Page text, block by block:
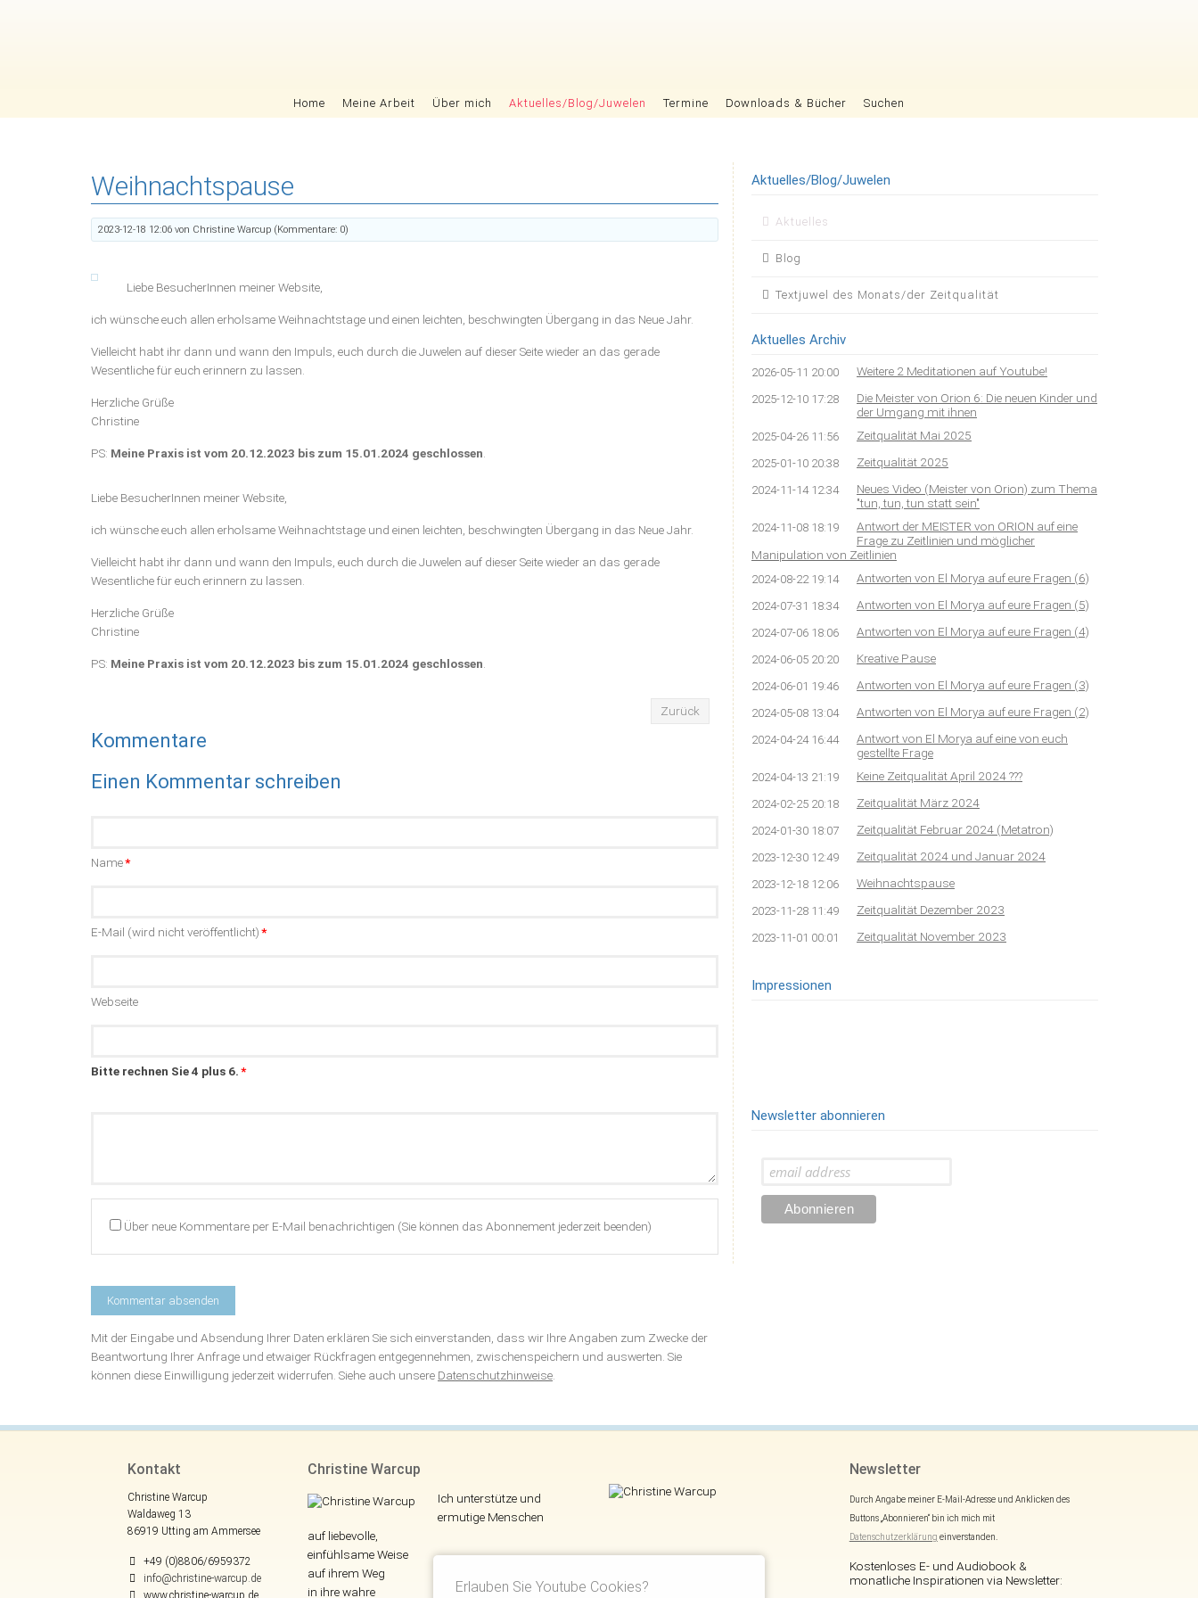
Home Meine Arbeit Über mich Aktuelles/Blog/Juwelen Termine Downloads & Bücher Suchen
Weihnachtspause
2023-12-18 12:06 von Christine Warcup (Kommentare: 0)
Liebe BesucherInnen meiner Website,
ich wünsche euch allen erholsame Weihnachtstage und einen leichten, beschwingten Übergang in das Neue Jahr.
Vielleicht habt ihr dann und wann den Impuls, euch durch die Juwelen auf dieser Seite wieder an das gerade
Wesentliche für euch erinnern zu lassen.
Herzliche Grüße
Christine
PS: Meine Praxis ist vom 20.12.2023 bis zum 15.01.2024 geschlossen
Liebe BesucherInnen meiner Website,
ich wünsche euch allen erholsame Weihnachtstage und einen leichten, beschwingten Übergang in das Neue Jahr.
Vielleicht habt ihr dann und wann den Impuls, euch durch die Juwelen auf dieser Seite wieder an das gerade
Wesentliche für euch erinnern zu lassen.
Herzliche Grüße
Christine
PS: Meine Praxis ist vom 20.12.2023 bis zum 15.01.2024 geschlossen
Zurück
Kommentare
Einen Kommentar schreiben
Pflichtfeld
Name*
Pflichtfeld
E-Mail (wird nicht veröffentlicht)*
Webseite
Bitte rechnen Sie 4 plus 6.*
Kommentar
Über neue Kommentare per E-Mail benachrichtigen (Sie können das Abonnement jederzeit beenden)
Mit der Eingabe und Absendung Ihrer Daten erklären Sie sich einverstanden, dass wir Ihre Angaben zum Zwecke der
Beantwortung Ihrer Anfrage und etwaiger Rückfragen entgegennehmen, zwischenspeichern und auswerten. Sie
können diese Einwilligung jederzeit widerrufen. Siehe auch unsere Datenschutzhinweise
Aktuelles/Blog/Juwelen
Navigation
Aktuelles
Blog
Textjuwel des Monats/der Zeitqualität
Aktuelles Archiv
2026-05-11 20:00 Weitere 2 Meditationen auf Youtube!
2025-12-10 17:28
Die Meister von Orion 6: Die neuen Kinder und
der Umgang mit ihnen
2025-04-26 11:56 Zeitqualität Mai 2025
2025-01-10 20:38 Zeitqualität 2025
2024-11-14 12:34
Neues Video (Meister von Orion) zum Thema
"tun, tun, tun statt sein"
2024-11-08 18:19
Antwort der MEISTER von ORION auf eine
Frage zu Zeitlinien und möglicher
Manipulation von Zeitlinien
2024-08-22 19:14 Antworten von El Morya auf eure Fragen (6)
2024-07-31 18:34 Antworten von El Morya auf eure Fragen (5)
2024-07-06 18:06 Antworten von El Morya auf eure Fragen (4)
2024-06-05 20:20 Kreative Pause
2024-06-01 19:46 Antworten von El Morya auf eure Fragen (3)
2024-05-08 13:04 Antworten von El Morya auf eure Fragen (2)
2024-04-24 16:44
Antwort von El Morya auf eine von euch
gestellte Frage
2024-04-13 21:19 Keine Zeitqualität April 2024 ???
2024-02-25 20:18 Zeitqualität März 2024
2024-01-30 18:07 Zeitqualität Februar 2024 (Metatron)
2023-12-30 12:49 Zeitqualität 2024 und Januar 2024
2023-12-18 12:06 Weihnachtspause
2023-11-28 11:49 Zeitqualität Dezember 2023
2023-11-01 00:01 Zeitqualität November 2023
Impressionen
Newsletter abonnieren
Kontakt
Christine Warcup
Waldaweg 13
86919 Utting am Ammersee
+49 (0)8806/6959372
info@christine-warcup.de
www.christine-warcup.de
Christine Warcup
Ich unterstütze und
ermutige Menschen
auf liebevolle,
einfühlsame Weise
auf ihrem Weg
in ihre wahre
Newsletter
Durch Angabe meiner E-Mail-Adresse und Anklicken des
Buttons „Abonnieren“ bin ich mich mit
Datenschutzerklärung einverstanden.
Kostenloses E- und Audiobook &
monatliche Inspirationen via Newsletter:
Erlauben Sie Youtube Cookies?